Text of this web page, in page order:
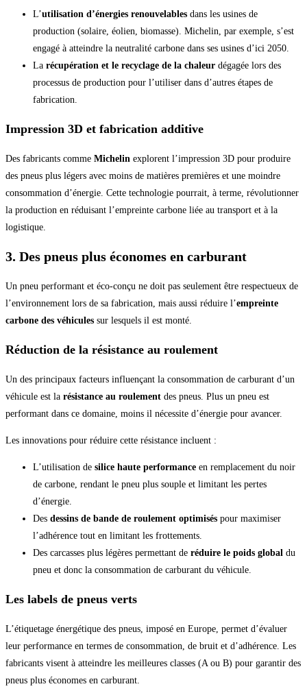
L’utilisation d’énergies renouvelables dans les usines de
production (solaire, éolien, biomasse). Michelin, par exemple, s’est
engagé à atteindre la neutralité carbone dans ses usines d’ici 2050.
La récupération et le recyclage de la chaleur dégagée lors des
processus de production pour l’utiliser dans d’autres étapes de
fabrication.
Impression 3D et fabrication additive
Des fabricants comme Michelin explorent l’impression 3D pour produire
des pneus plus légers avec moins de matières premières et une moindre
consommation d’énergie. Cette technologie pourrait, à terme, révolutionner
la production en réduisant l’empreinte carbone liée au transport et à la
logistique.
3. Des pneus plus économes en carburant
Un pneu performant et éco-conçu ne doit pas seulement être respectueux de
l’environnement lors de sa fabrication, mais aussi réduire l’empreinte
carbone des véhicules sur lesquels il est monté.
Réduction de la résistance au roulement
Un des principaux facteurs influençant la consommation de carburant d’un
véhicule est la résistance au roulement des pneus. Plus un pneu est
performant dans ce domaine, moins il nécessite d’énergie pour avancer.
Les innovations pour réduire cette résistance incluent :
L’utilisation de silice haute performance en remplacement du noir
de carbone, rendant le pneu plus souple et limitant les pertes
d’énergie.
Des dessins de bande de roulement optimisés pour maximiser
l’adhérence tout en limitant les frottements.
Des carcasses plus légères permettant de réduire le poids global du
pneu et donc la consommation de carburant du véhicule.
Les labels de pneus verts
L’étiquetage énergétique des pneus, imposé en Europe, permet d’évaluer
leur performance en termes de consommation, de bruit et d’adhérence. Les
fabricants visent à atteindre les meilleures classes (A ou B) pour garantir des
pneus plus économes en carburant.